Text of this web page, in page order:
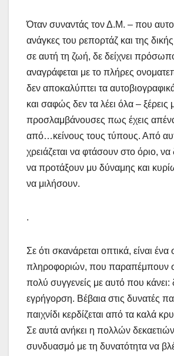
Όταν συναντάς τον Δ.Μ. – που
ανάγκες του ρεπορτάζ και της
σε αυτή τη ζωή, δε δείχνει
αναγράφεται με το πλήρες
δεν αποκαλύπτει τα
και σαφώς δεν τα λέει όλα – ξέρεις
προσλαμβάνουσες πως έχεις
από…κείνους τους τύπους. Από
χρειάζεται να φτάσουν στο όριο,
να προτάξουν μυ δύναμης και
να μιλήσουν.
.
Σε ότι σκανάρεται οπτικά, είναι
πληροφοριών, που παραπέμπουν
πολύ συγγενείς με αυτό που κάνει:
εγρήγορση. Βέβαια στις δυνατές
παιχνίδι κερδίζεται από τα καλά
Σε αυτά ανήκει η πολλών
συνδυασμό με τη δυνατότητα να